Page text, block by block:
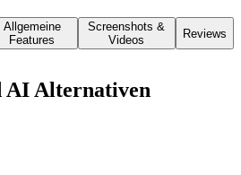
Allgemeine
Features
Screenshots &
Videos
Reviews
AI Alternativen